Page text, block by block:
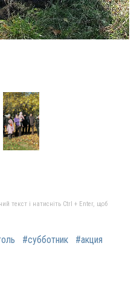
текст і натисніть Ctrl + Enter, щоб
#субботник #акция